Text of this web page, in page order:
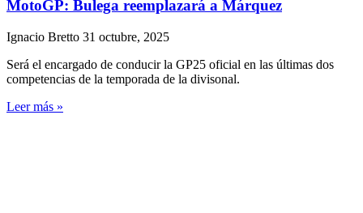
MotoGP: Bulega reemplazará a Márquez
Ignacio Bretto 31 octubre, 2025
Será el encargado de conducir la GP25 oficial en las últimas dos
competencias de la temporada de la divisonal.
Leer más »